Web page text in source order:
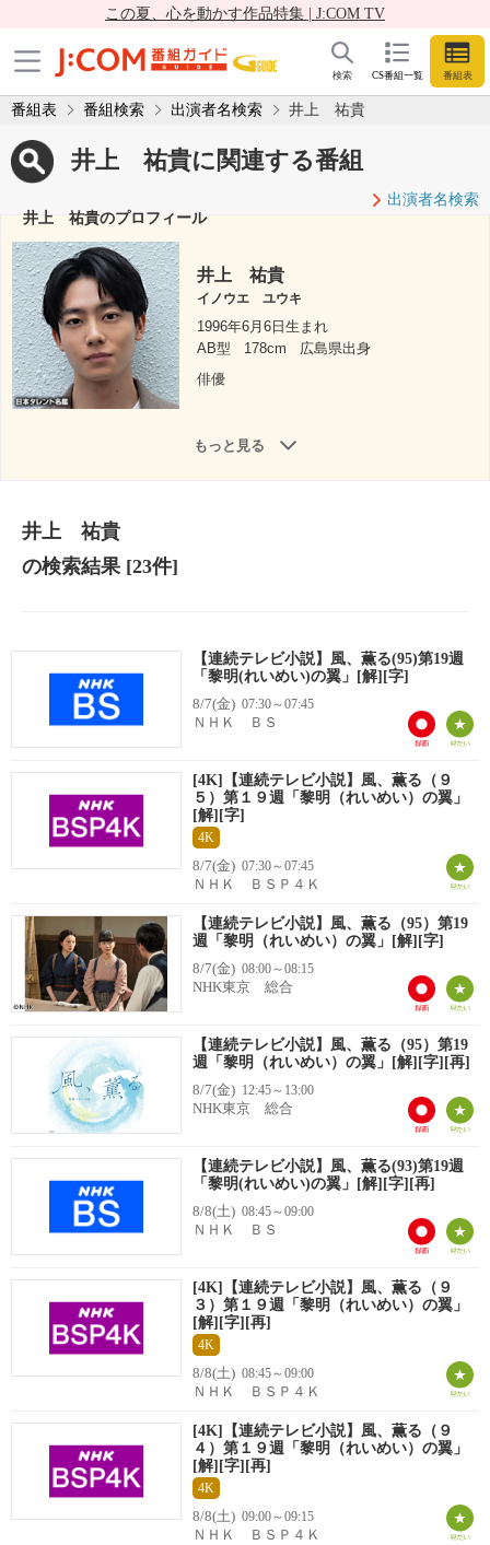
この夏、心を動かす作品特集 | J:COM TV
CS番組一覧 番組表
検索
番組表 番組検索 出演者名検索 井上 祐貴
井上 祐貴に関連する番組
出演者名検索
井上 祐貴のプロフィール
井上 祐貴
イノウエ ユウキ
1996年6月6日生まれ
AB型
178cm
広島県出身
俳優
もっと見る
井上 祐貴
の検索結果[23件]
【連続テレビ小説】風、薫る(95)第19週
「黎明(れいめい)の翼」[解][字]
8/7(金) 07:30～07:45
ＮＨＫ ＢＳ
[4K]【連続テレビ小説】風、薫る（９
５）第１９週「黎明（れいめい）の翼」
[解][字]
4K
8/7(金) 07:30～07:45
ＮＨＫ ＢＳＰ４Ｋ
【連続テレビ小説】風、薫る（95）第19
週「黎明（れいめい）の翼」[解][字]
8/7(金) 08:00～08:15
NHK東京 総合
【連続テレビ小説】風、薫る（95）第19
週「黎明（れいめい）の翼」[解][字][再]
8/7(金) 12:45～13:00
NHK東京 総合
【連続テレビ小説】風、薫る(93)第19週
「黎明(れいめい)の翼」[解][字][再]
8/8(土) 08:45～09:00
ＮＨＫ ＢＳ
[4K]【連続テレビ小説】風、薫る（９
３）第１９週「黎明（れいめい）の翼」
[解][字][再]
4K
8/8(土) 08:45～09:00
ＮＨＫ ＢＳＰ４Ｋ
[4K]【連続テレビ小説】風、薫る（９
４）第１９週「黎明（れいめい）の翼」
[解][字][再]
4K
8/8(土) 09:00～09:15
ＮＨＫ ＢＳＰ４Ｋ